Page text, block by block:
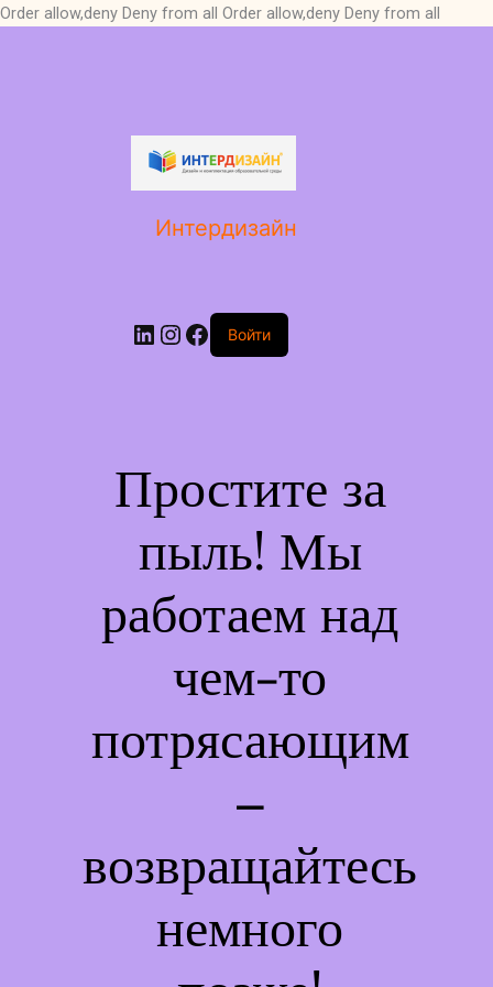
Order allow,deny Deny from all Order allow,deny Deny from all
Интердизайн
LinkedIn
Instagram
Facebook
Войти
Простите за
пыль! Мы
работаем над
чем-то
потрясающим
–
возвращайтесь
немного